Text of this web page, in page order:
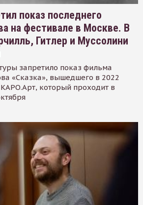
показ последнего
на фестивале в Москве. В
Гитлер и Муссолини
запретило показ фильма
«Сказка», вышедшего в 2022
который проходит в